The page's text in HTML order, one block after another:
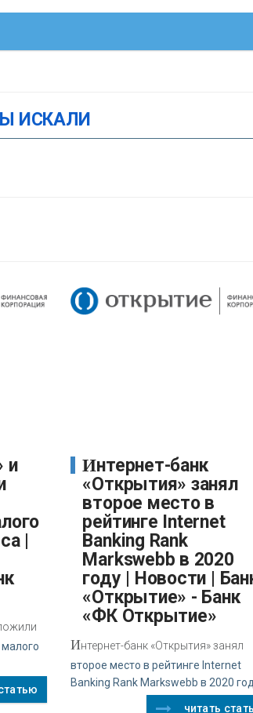
ИСКАЛИ
|
Интернет-банк
«Открытия» занял
второе место в
рейтинге Internet
Banking Rank
Markswebb в 2020
году | Новости |
«Открытие» - Банк
«ФК Открытие»
Интернет-банк «Открытия» занял
второе место в рейтинге Internet
Banking Rank Markswebb в 2020
читать